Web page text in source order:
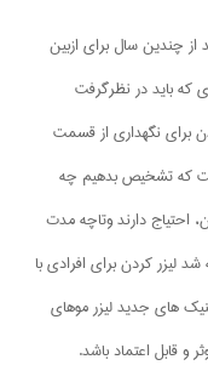
چندین سال برای ازبین
که باید در نظرگرفت
برای نگهداری از قسمت
که تشخیص بدهیم چه
احتیاج دارند وتاچه مدت
لیزر کردن برای افرادی با
های جدید لیزر موهای
و قابل اعتماد باشد.